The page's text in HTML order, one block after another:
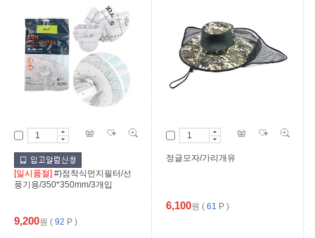
[일시품절] #)점착식먼지필터/선
풍기용/350*350mm/3개입
9,200원 ( 92 P )
정글모자/가리개유
6,100원 ( 61 P )